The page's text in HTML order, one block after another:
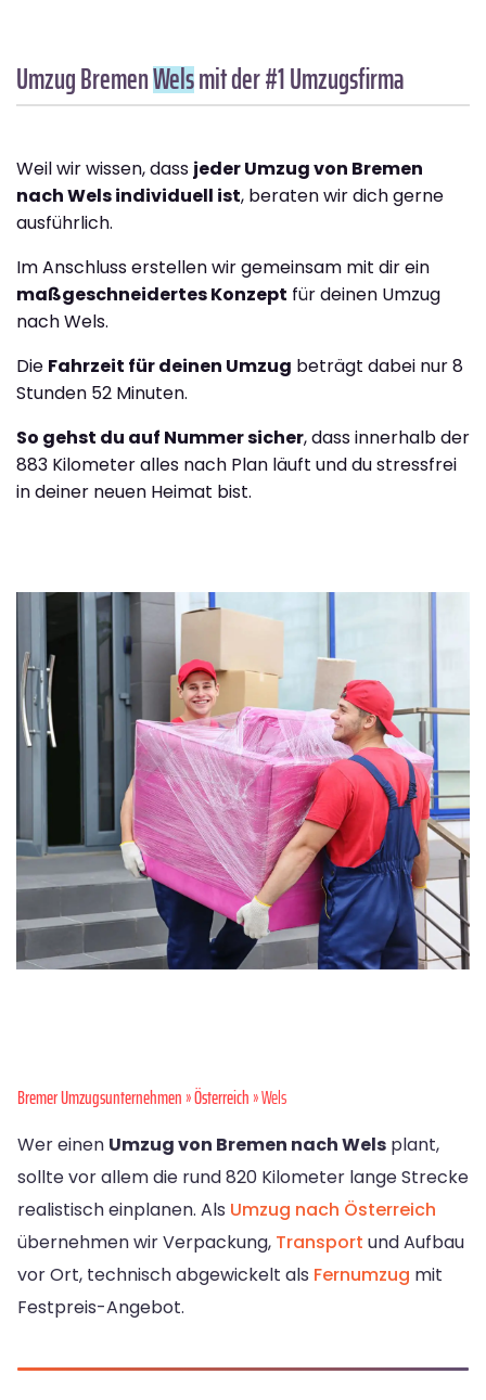
Umzug BremenWelsmit der #1 Umzugsfirma
Weil wir wissen, dass jeder Umzug von Bremen
nach Wels individuell ist, beraten wir dich gerne
ausführlich.
Im Anschluss erstellen wir gemeinsam mit dir ein
maßgeschneidertes Konzept für deinen Umzug
nach Wels.
Die Fahrzeit für deinen Umzug beträgt dabei nur 8
Stunden 52 Minuten.
So gehst du auf Nummer sicher, dass innerhalb der
883 Kilometer alles nach Plan läuft und du stressfrei
in deiner neuen Heimat bist.
Bremer Umzugsunternehmen»Österreich» Wels
Wer einen Umzug von Bremen nach Wels plant,
sollte vor allem die rund 820 Kilometer lange Strecke
realistisch einplanen. Als Umzug nach Österreich
übernehmen wir Verpackung, Transport und Aufbau
vor Ort, technisch abgewickelt als Fernumzug mit
Festpreis-Angebot.